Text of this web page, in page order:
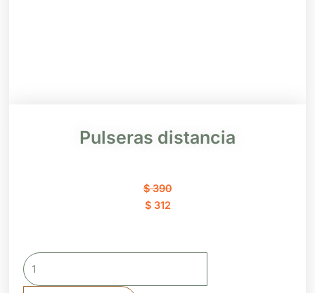
Pulseras distancia
$390
El
precio
$ 390.
$312
El
precio
$ 312.
Pulseras
distancia